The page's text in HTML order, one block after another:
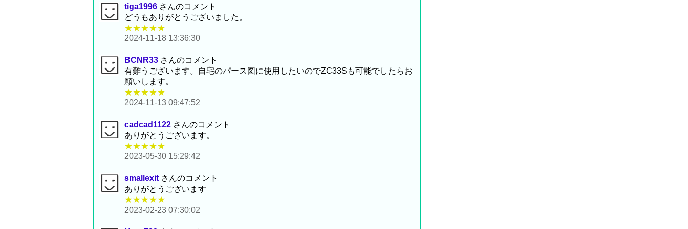
tiga1996 さんのコメント
どうもありがとうございました。
★★★★★
2024-11-18 13:36:30
BCNR33 さんのコメント
有難うございます。自宅のパース図に使用したいのでZC33Sも可能でしたらお
願いします。
★★★★★
2024-11-13 09:47:52
cadcad1122 さんのコメント
ありがとうございます。
★★★★★
2023-05-30 15:29:42
smallexit さんのコメント
ありがとうございます
★★★★★
2023-02-23 07:30:02